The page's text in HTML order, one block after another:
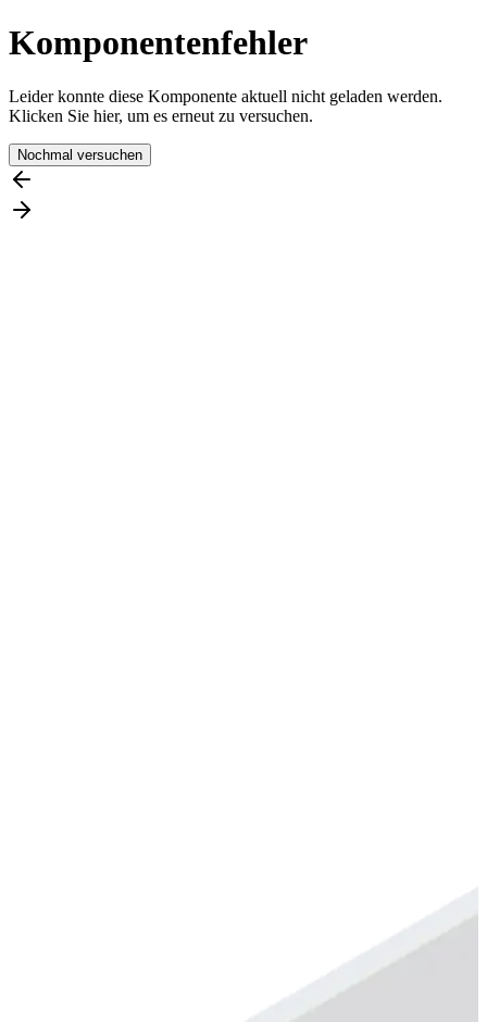
Komponentenfehler
Leider konnte diese Komponente aktuell nicht geladen werden.
Klicken Sie hier, um es erneut zu versuchen.
Nochmal versuchen